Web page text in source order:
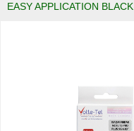
EASY APPLICATION BLACK